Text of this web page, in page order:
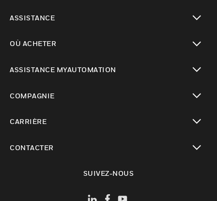
ASSISTANCE
OÙ ACHETER
ASSISTANCE MYAUTOMATION
COMPAGNIE
CARRIÈRE
CONTACTER
SUIVEZ-NOUS